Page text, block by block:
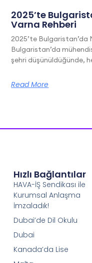
2025’te
Varna Rehberi
2025’te Bulgaristan’da
Bulgaristan’da
şehri düşünüldüğünde,
Read More
Hızlı Bağlantılar
HAVA-İŞ Sendikası ile
Kurumsal Anlaşma
İmzaladık!
Dubai’de Dil Okulu
Dubai
Kanada’da Lise